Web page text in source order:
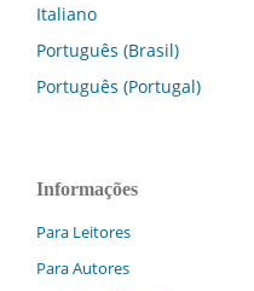
Italiano
Português (Brasil)
Português (Portugal)
Informações
Para Leitores
Para Autores